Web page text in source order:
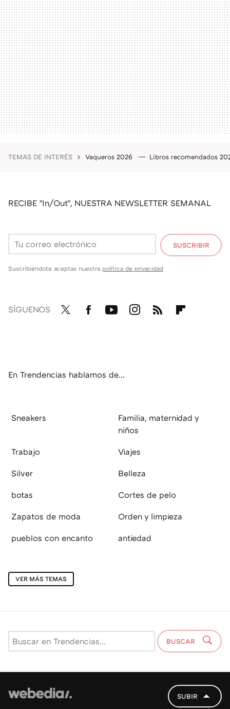
TEMAS DE INTERÉS Vaqueros 2026 Libros recomendados
RECIBE "In/Out", NUESTRA NEWSLETTER SEMANAL
SUSCRIBIR
Suscribiéndote aceptas nuestra política de privacidad
SÍGUENOS
En Trendencias hablamos de...
Sneakers
Familia, maternidad y
niños
Trabajo Viajes
Silver Belleza
botas Cortes de pelo
Zapatos de moda Orden y limpieza
pueblos con encanto antiedad
VER MÁS TEMAS
BUSCAR
SUBIR